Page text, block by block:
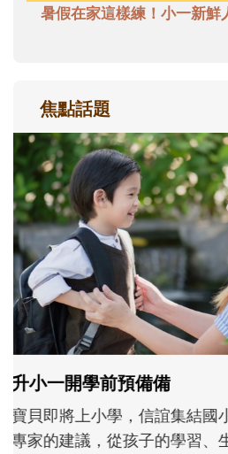
暑假在家這樣練！小一新鮮
焦點話題
和孩子一起長大的那個
不同模樣
沒有人天生就擅長當爸爸